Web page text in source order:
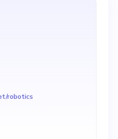
è
controllo
un
di controllo
dei singoli
la capacità di
Ruolo
del
robotics